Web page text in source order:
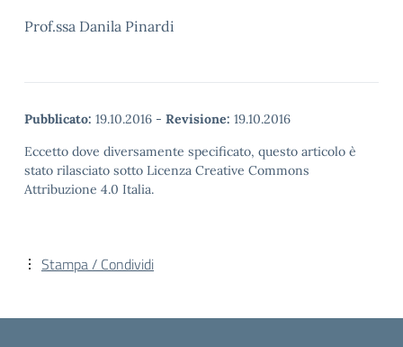
Prof.ssa Danila Pinardi
Pubblicato: 19.10.2016 - Revisione: 19.10.2016
Eccetto dove diversamente specificato, questo articolo è
stato rilasciato sotto Licenza Creative Commons
Attribuzione 4.0 Italia.
Stampa / Condividi